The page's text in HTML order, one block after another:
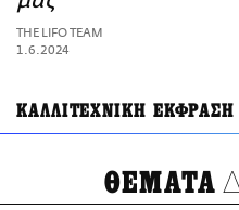
ΑΜΠΑ
PRINT
THE LIFO TEAM
1.6.2024
ΚΑΛΛΙΤΕΧΝΙΚΗ ΕΚΦΡΑΣΗ
ΘΕΜΑΤΑ